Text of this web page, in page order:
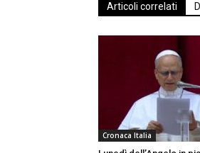
Articoli correlati
Cronaca Italia